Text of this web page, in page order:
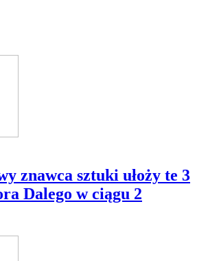
znawca sztuki ułoży te 3
Dalego w ciągu 2